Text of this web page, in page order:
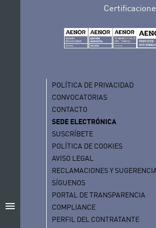
menu
POLÍTICA DE PRIVACIDAD
CONVOCATORIAS
CONTACTO
SEDE ELECTRÓNICA
SUSCRÍBETE
POLÍTICA DE COOKIES
AVISO LEGAL
RECLAMACIONES Y
SÍGUENOS
PORTAL DE TRANSPARENCIA
COMPLIANCE
PERFIL DEL CONTRATANTE